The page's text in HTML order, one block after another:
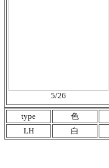
5/26
type 色
LH
白